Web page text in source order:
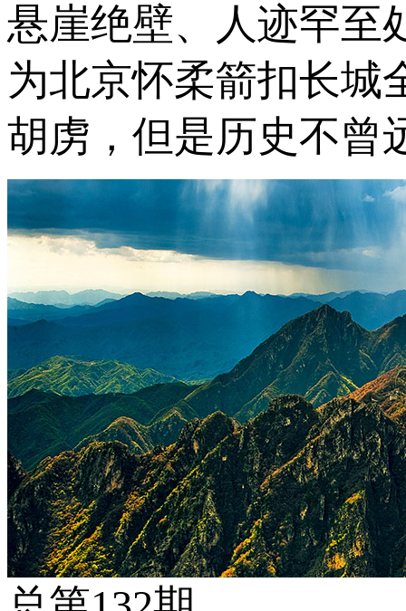
悬崖绝壁、人迹罕至
为北京怀柔箭扣长城
胡虏，但是历史不曾